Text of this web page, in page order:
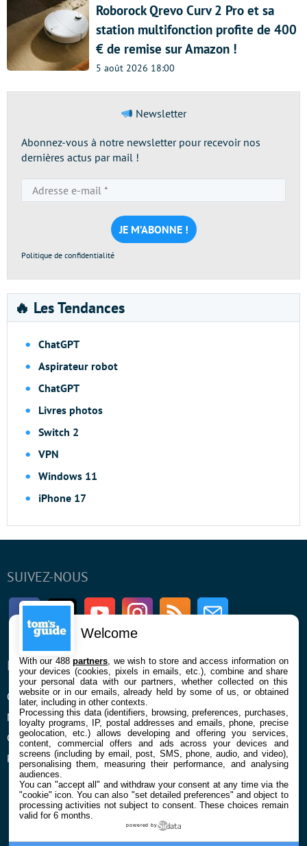
Roborock Qrevo Curv 2 Pro et sa
station multifonction profite de 400
€ de remise sur Amazon !
5 août 2026 18:00
Newsletter
Abonnez-vous à notre newsletter pour recevoir nos
dernières actus par mail !
e-
mail
*
Politique de confidentialité
🔥 Les Tendances
ChatGPT
Aspirateur robot
ChatGPT
Livres photos
Switch 2
VPN
Windows 11
iPhone 17
SUIVEZ-NOUS
FacebookTwitter Youtube InstagramRSS Newsletter
ENTREPRISE
Qui sommes nous
Mentions légales et CGU
Confidentialité et Cookies
Préférences cookies
À PROPOS
La rédaction
Contact
Welcome
With our 488partners , we wish to store and access information on
your devices (cookies, pixels in emails, etc.), combine and share
your personal data with our partners, whether collected on this
website or in our emails, already held by some of us, or obtained
later, including in other contexts.
Processing this data (identifiers, browsing, preferences, purchases,
loyalty programs, IP, postal addresses and emails, phone, precise
geolocation, etc.) allows developing and offering you services,
content, commercial offers and ads across your devices and
screens (including by email, post, SMS, phone, audio, and video),
personalising them, measuring their performance, and analysing
audiences.
You can "accept all" and withdraw your consent at any time via the
"cookie" icon. You can also "set detailed preferences" and object to
processing activities not subject to consent. These choices remain
valid for 6 months.
powered by